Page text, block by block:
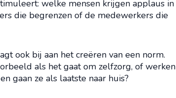
welke mensen krijgen applaus in
die begrenzen of de medewerkers die
ook bij aan het creëren van een norm.
als het gaat om zelfzorg, of werken
gaan ze als laatste naar huis?